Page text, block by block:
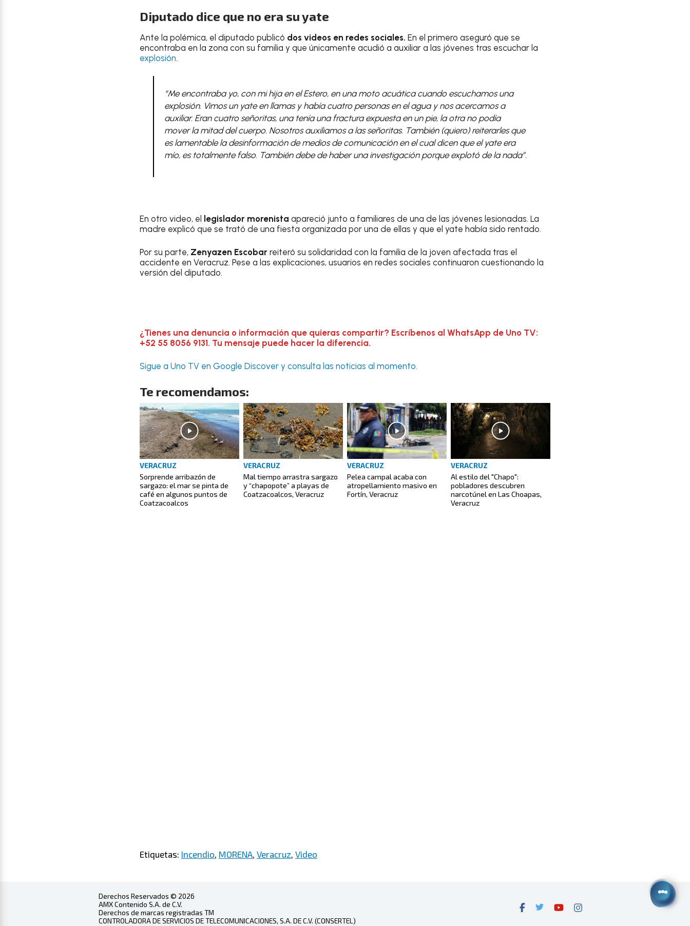
Diputado dice que no era su yate
Ante la polémica, el diputado publicó dos videos en redes sociales. En el primero aseguró que se
encontraba en la zona con su familia y que únicamente acudió a auxiliar a las jóvenes tras escuchar la
explosión.
“Me encontraba yo, con mi hija en el Estero, en una moto acuática cuando escuchamos una
explosión. Vimos un yate en llamas y había cuatro personas en el agua y nos acercamos a
auxiliar. Eran cuatro señoritas, una tenía una fractura expuesta en un pie, la otra no podía
mover la mitad del cuerpo. Nosotros auxiliamos a las señoritas. También (quiero) reiterarles que
es lamentable la desinformación de medios de comunicación en el cual dicen que el yate era
mío, es totalmente falso. También debe de haber una investigación porque explotó de la nada”.
En otro video, el legislador morenista apareció junto a familiares de una de las jóvenes lesionadas. La
madre explicó que se trató de una fiesta organizada por una de ellas y que el yate había sido rentado.
Por su parte, Zenyazen Escobar reiteró su solidaridad con la familia de la joven afectada tras el
accidente en Veracruz. Pese a las explicaciones, usuarios en redes sociales continuaron cuestionando la
versión del diputado.
¿Tienes una denuncia o información que quieras compartir? Escríbenos al WhatsApp de Uno TV:
+52 55 8056 9131. Tu mensaje puede hacer la diferencia.
Sigue a Uno TV en Google Discover y consulta las noticias al momento.
Te recomendamos:
VERACRUZ
Sorprende arribazón de
sargazo: el mar se pinta de
café en algunos puntos de
Coatzacoalcos
VERACRUZ
Mal tiempo arrastra sargazo
y “chapopote” a playas de
Coatzacoalcos, Veracruz
VERACRUZ
Pelea campal acaba con
atropellamiento masivo en
Fortín, Veracruz
VERACRUZ
Al estilo del "Chapo":
pobladores descubren
narcotúnel en Las Choapas,
Veracruz
Etiquetas: Incendio, MORENA, Veracruz, Video
Derechos Reservados © 2026
AMX Contenido S.A. de C.V.
Derechos de marcas registradas TM
CONTROLADORA DE SERVICIOS DE TELECOMUNICACIONES, S.A. DE C.V. (CONSERTEL)